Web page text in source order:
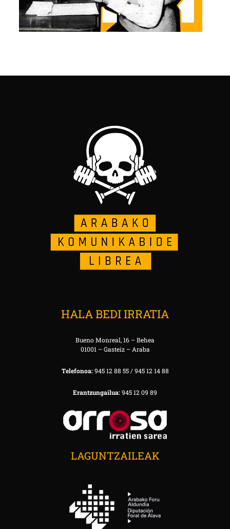
HALA BEDI IRRATIA
Bueno Monreal, 16 – Behea
01001 – Gasteiz – Araba
Telefonoa:945 12 88 55 / 945 12 14 88
Erantzungailua:945 12 09 89
LAGUNTZAILEAK